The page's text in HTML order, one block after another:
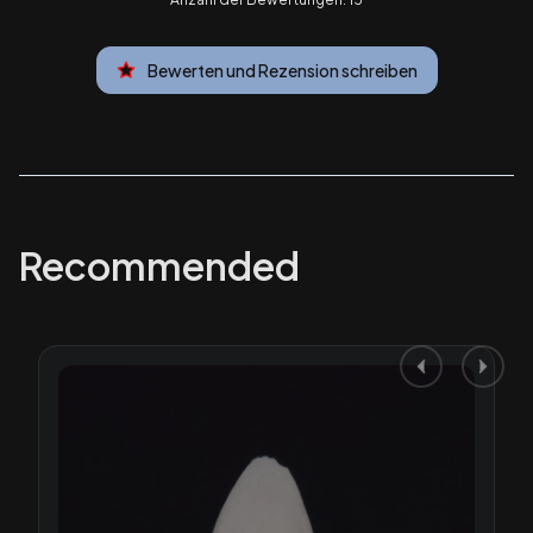
Bewerten und Rezension schreiben
Recommended